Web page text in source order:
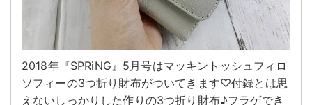
2018年『SPRiNG』5月号はマッキントッシュフィロ
ソフィーの3つ折り財布がついてきます♡付録とは思
えないしっかりした作りの3つ折り財布♪フラゲでき